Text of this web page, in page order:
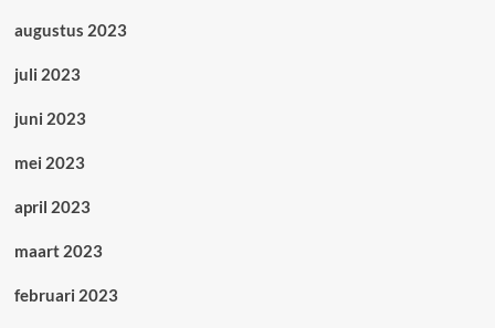
augustus 2023
juli 2023
juni 2023
mei 2023
april 2023
maart 2023
februari 2023